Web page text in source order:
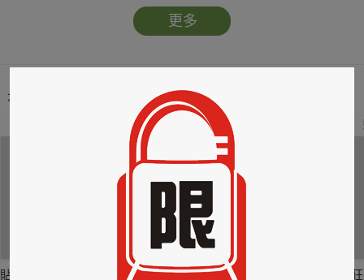
更多
本類暢銷榜
貼身剪裁II：如癮
3
貼心情婦～魅惑之
情竊竹心～魅惑之